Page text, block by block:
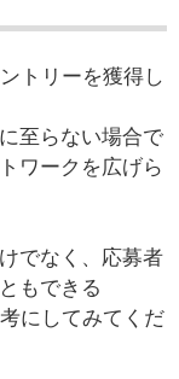
トリーを獲得し
至らない場合で
ワークを広げら
でなく、応募者
もできる
にしてみてくだ